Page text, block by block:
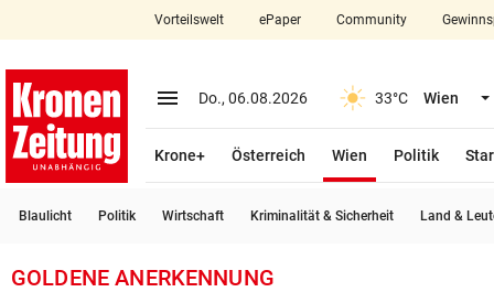
closeSchließen
account_circle Anmelden
arrow_right
Vorteilswelt ePaper Community
menu Menü aufklappen
Do., 06.08.2026 33°C Wien
Krone+ Österreich Wien
Politik
Blaulicht Politik Wirtschaft Kriminalität & Sicherheit Land &
GOLDENE ANERKENNUNG